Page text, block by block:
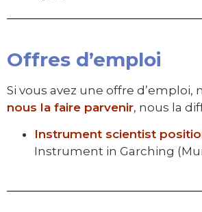
Offres d’emploi
Si vous avez une offre d’emploi,
nous la faire parvenir, nous la
Instrument scientist
Instrument in Garching